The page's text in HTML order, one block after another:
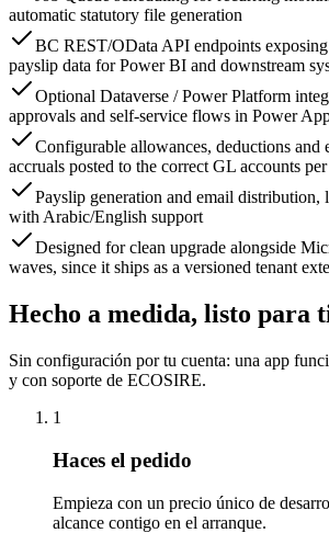
automatic statutory file generation
BC REST/OData API endpoints
payslip data for Power BI and downstream
Optional Dataverse / Power Platform
approvals and self-service flows in Power
Configurable allowances, deductions and
accruals posted to the correct GL accounts
Payslip generation and email distribution,
with Arabic/English support
Designed for clean upgrade alongside
waves, since it ships as a versioned tenant
Hecho a medida, listo para
Sin configuración por tu cuenta: una app
y con soporte de ECOSIRE.
1
Haces el pedido
Empieza con un precio único de
alcance contigo en el arranque.